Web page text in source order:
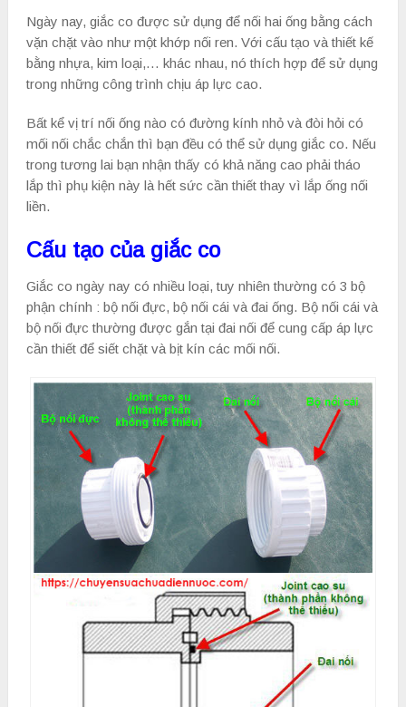
Ngày nay, giắc co được sử dụng để nối hai ống bằng cách
vặn chặt vào như một khớp nối ren. Với cấu tạo và thiết kế
bằng nhựa, kim loại,… khác nhau, nó thích hợp để sử dụng
trong những công trình chịu áp lực cao.
Bất kể vị trí nối ống nào có đường kính nhỏ và đòi hỏi có
mối nối chắc chắn thì bạn đều có thể sử dụng giắc co. Nếu
trong tương lai bạn nhận thấy có khả năng cao phải tháo
lắp thì phụ kiện này là hết sức cần thiết thay vì lắp ống nối
liền.
Cấu tạo của giắc co
Giắc co ngày nay có nhiều loại, tuy nhiên thường có 3 bộ
phận chính : bộ nối đực, bộ nối cái và đai ống. Bộ nối cái và
bộ nối đực thường được gắn tại đai nối để cung cấp áp lực
cần thiết để siết chặt và bịt kín các mối nối.